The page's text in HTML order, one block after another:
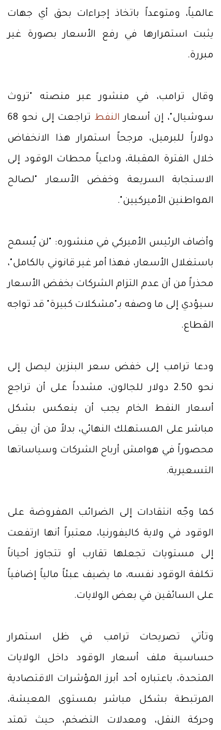
عالمياً، ومتوعداً باتخاذ إجراءات بحق أي جهات
يثبت استمرارها في رفع الأسعار بصورة غير
مبررة.
وقال ترامب، في منشور عبر منصته "تروث
سوشيال"، إن أسعار النفط
تراجعت إلى نحو 68
دولاراً للبرميل، مرجحاً استمرار هذا الانخفاض
خلال الفترة المقبلة، وداعياً محطات الوقود إلى
الاستجابة السريعة وخفض الأسعار "لصالح
المواطنين الأميركيين".
وأضاف الرئيس الأميركي في منشوره: "لن يُسمح
باستغلال الأسعار، فهذا أمر غير قانوني بالكامل"،
محذراً من أن عدم التزام الشركات بخفض الأسعار
سيؤدي إلى ما وصفه بـ"مشكلات كبيرة" قد تواجه
القطاع.
ودعا ترامب إلى خفض سعر البنزين ليصل إلى
نحو 2.50 دولار للجالون، مشدداً على أن تراجع
أسعار النفط الخام يجب أن ينعكس بشكل
مباشر على المستهلك النهائي، بدلاً من أن يبقى
محصوراً في هوامش أرباح الشركات وسياساتها
التسعيرية.
كما وجّه انتقادات إلى الضرائب المفروضة على
الوقود في ولاية كاليفورنيا، معتبراً أنها ارتفعت
إلى مستويات تجعلها تقارب أو تتجاوز أحياناً
تكلفة الوقود نفسه، ما يضيف عبئاً مالياً إضافياً
على السائقين في بعض الولايات.
وتأتي تصريحات ترامب في ظل استمرار
حساسية ملف أسعار الوقود داخل الولايات
المتحدة، باعتباره أحد أبرز المؤشرات الاقتصادية
المرتبطة بشكل مباشر بمستوى المعيشة،
وحركة النقل، ومعدلات التضخم، حيث تمتد